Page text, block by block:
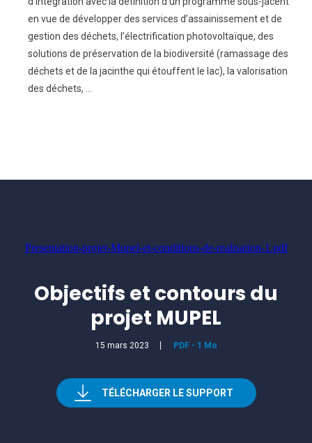
en vue de développer des services d’assainissement et de
gestion des déchets, l’électrification photovoltaïque, des
solutions de préservation de la biodiversité (ramassage des
déchets et de la jacinthe qui étouffent le lac), la valorisation
des déchets, …
Presentation-projet-Mupel-et-conditions-de-realisation-1.pdf
Objectifs et contours du
projet MUPEL
15 mars 2023 PDF- 1 Mo
TÉLÉCHARGER LE SUPPORT